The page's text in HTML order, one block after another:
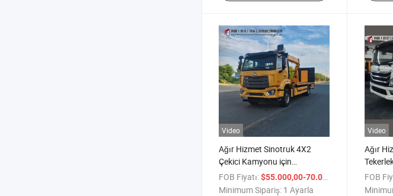
Video
Ağır Hizmet Sinotruk 4X2
Çekici Kamyonu için
Ekskavatörlü Vinç
FOB Fiyatı:$55.000,00-70.000,00
/ Ayarla
Minimum Sipariş: 1 Ayarla
Video
Ağır
10-Ton
FOB